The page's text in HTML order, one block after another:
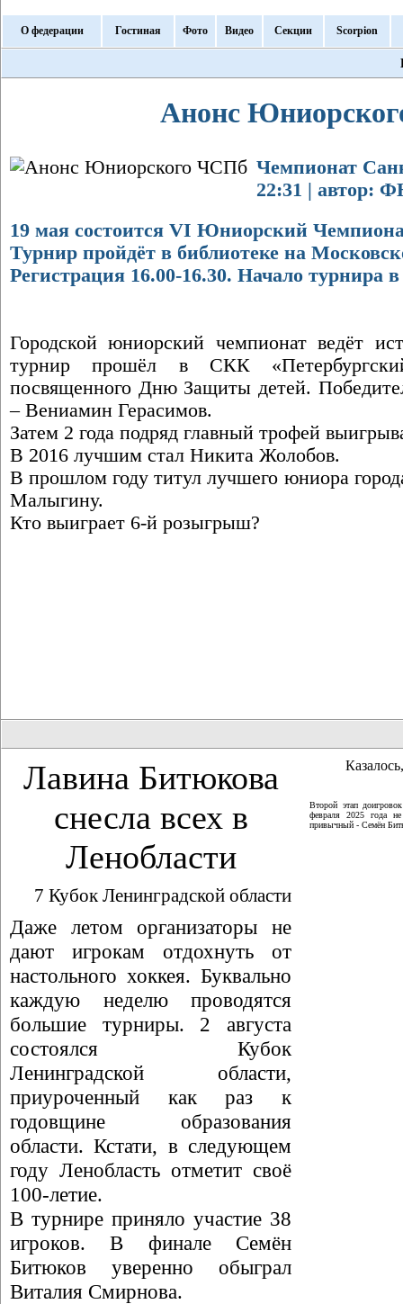
О федерации Гостиная Фото Видео Секции Scorpion
Анонс
Чемпионат
22:31 | автор:
19 мая состоится VI Юниорский
Турнир пройдёт в библиотеке на
Регистрация 16.00-16.30. Начало турнира в
Городской юниорский чемпионат ведёт
турнир прошёл в СКК
посвященного Дню Защиты детей.
– Вениамин Герасимов.
Затем 2 года подряд главный трофей
В 2016 лучшим стал Никита Жолобов.
В прошлом году титул лучшего юниора
Малыгину.
Кто выиграет 6-й розыгрыш?
Лавина Битюкова
снесла всех в
Ленобласти
7 Кубок Ленинградской области
Даже летом организаторы не
дают игрокам отдохнуть от
настольного хоккея. Буквально
каждую неделю проводятся
большие турниры. 2 августа
состоялся Кубок
Ленинградской области,
приуроченный как раз к
годовщине образования
области. Кстати, в следующем
году Ленобласть отметит своё
100-летие.
В турнире приняло участие 38
игроков. В финале Семён
Битюков уверенно обыграл
Виталия Смирнова.
Второй этап
февраля 2025 года
привычный - Семён